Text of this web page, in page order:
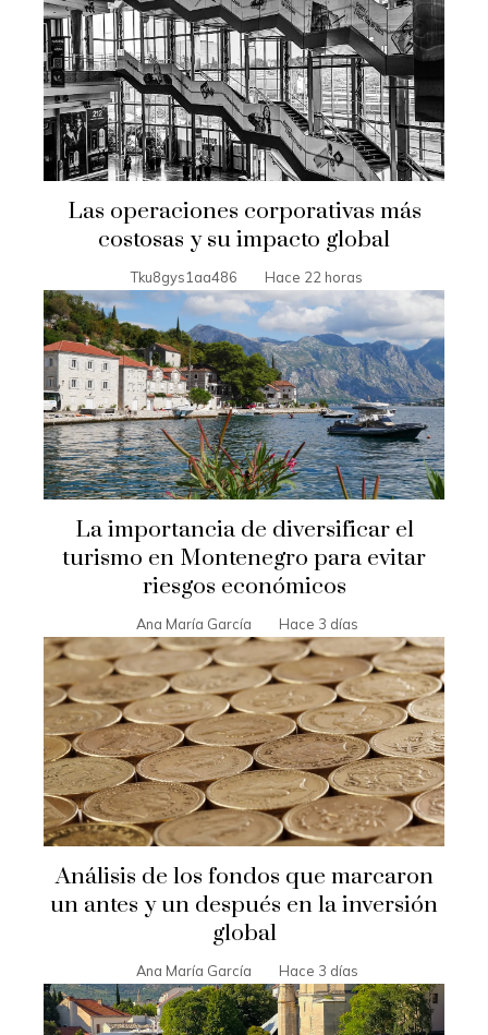
Las operaciones corporativas más
costosas y su impacto global
Tku8gys1aa486 Hace 22 horas
La importancia de diversificar el
turismo en Montenegro para evitar
riesgos económicos
Ana María García Hace 3 días
Análisis de los fondos que marcaron
un antes y un después en la inversión
global
Ana María García Hace 3 días